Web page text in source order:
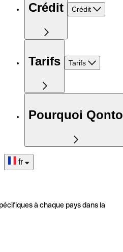
Crédit Crédit
Tarifs Tarifs
Pourquoi Qonto
fr
à chaque pays dans la